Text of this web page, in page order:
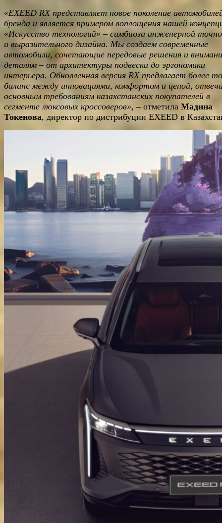
«EXEED RX представляет новое поколение
бренда и является примером воплощения нашей
«Искусство технологий» – симбиоза инженерной
и выразительного дизайна. Мы создаем современные
автомобили, сочетающие передовые решения и
деталям – от архитектуры подвески до эргономики
интерьера. Обновленная версия RX предлагает более
баланс между инновациями, комфортом и ценой,
основным требованиям казахстанских покупателей в
сегменте люксовых кроссоверов», –отметила Мадина
Токенова, директор по дистрибуции EXEED в